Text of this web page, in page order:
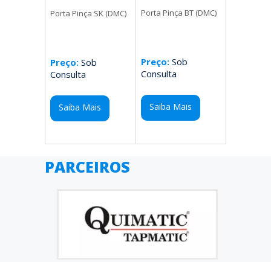
Porta Pinça SK (DMC)
Preço: Sob
Consulta
Saiba Mais
Porta Pinça BT (DMC)
Preço:Sob
Consulta
Saiba Mais
PARCEIROS